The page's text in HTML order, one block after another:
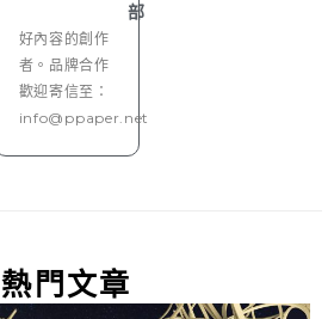
部
好內容的創作
者。品牌合作
歡迎寄信至：
info@ppaper.net
熱門文章